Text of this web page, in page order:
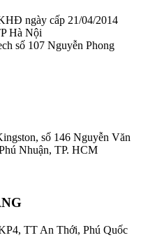
ngày cấp 21/04/2014
Hà Nội
số 107 Nguyễn Phong
số 146 Nguyễn Văn
Nhuận, TP. HCM
TT An Thới, Phú Quốc